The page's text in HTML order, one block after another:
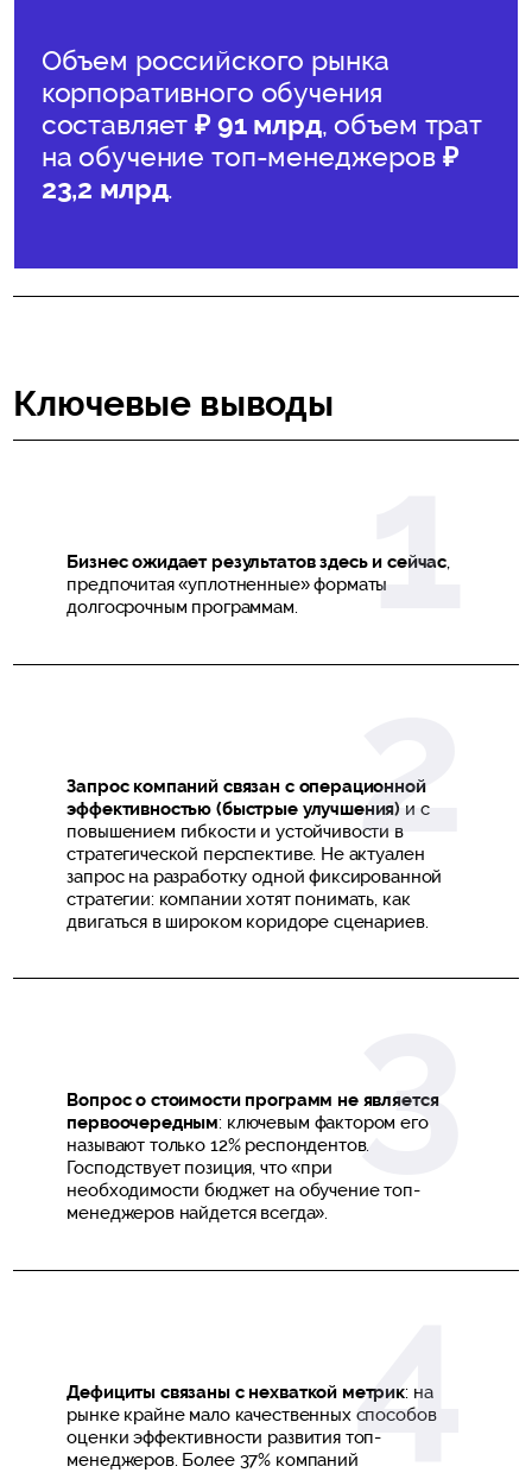
Объем российского рынка
корпоративного обучения
составляет₽ 91 млрд, объем трат
на обучение топ-менеджеров ₽
23,2 млрд.
Ключевые выводы
Бизнес ожидает результатов здесь и сейчас,
предпочитая «уплотненные» форматы
долгосрочным программам.
Запрос компаний связан с операционной
эффективностью (быстрые улучшения) и с
повышением гибкости и устойчивости в
стратегической перспективе. Не актуален
запрос на разработку одной фиксированной
стратегии: компании хотят понимать, как
двигаться в широком коридоре сценариев.
Вопрос о стоимости программ не является
первоочередным: ключевым фактором его
называют только 12% респондентов.
Господствует позиция, что «при
необходимости бюджет на обучение топ-
менеджеров найдется всегда».
Дефициты связаны с нехваткой метрик: на
рынке крайне мало качественных способов
оценки эффективности развития топ-
менеджеров. Более 37% компаний